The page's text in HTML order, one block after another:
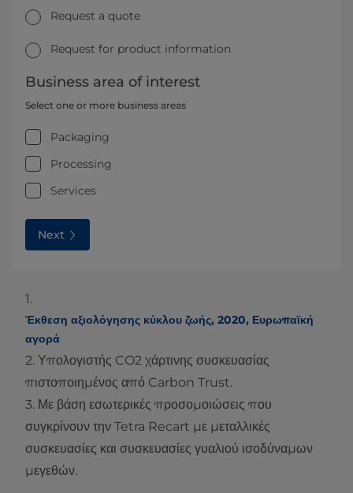
Request a quote
Request for product information
Business area of interest
Select one or more business areas
Packaging
Processing
Services
Next
1.
Έκθεση αξιολόγησης κύκλου ζωής, 2020, Ευρωπαϊκή
αγορά
2. Υπολογιστής CO2 χάρτινης συσκευασίας
πιστοποιημένος από Carbon Trust.
3. Με βάση εσωτερικές προσομοιώσεις που
συγκρίνουν την Tetra Recart με μεταλλικές
συσκευασίες και συσκευασίες γυαλιού ισοδύναμων
μεγεθών.